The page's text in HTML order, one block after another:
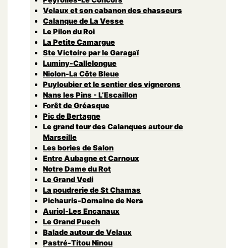
Velaux et son cabanon des chasseurs
Calanque de La Vesse
Le Pilon du Roi
La Petite Camargue
Ste Victoire par le Garagaï
Luminy-Callelongue
Niolon-La Côte Bleue
Puyloubier et le sentier des vignerons
Nans les Pins - L’Escaillon
Forêt de Gréasque
Pic de Bertagne
Le grand tour des Calanques autour de
Marseille
Les bories de Salon
Entre Aubagne et Carnoux
Notre Dame du Rot
Le Grand Vedi
La poudrerie de St Chamas
Pichauris-Domaine de Ners
Auriol-Les Encanaux
Le Grand Puech
Balade autour de Velaux
Pastré-Titou Ninou